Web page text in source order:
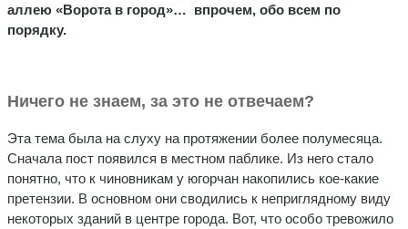
аллею «Ворота в город»… впрочем, обо всем по
порядку.
Ничего не знаем, за это не отвечаем?
Эта тема была на слуху на протяжении более полумесяца.
Сначала пост появился в местном паблике. Из него стало
понятно, что к чиновникам у югорчан накопились кое-какие
претензии. В основном они сводились к неприглядному виду
некоторых зданий в центре города. Вот, что особо тревожило